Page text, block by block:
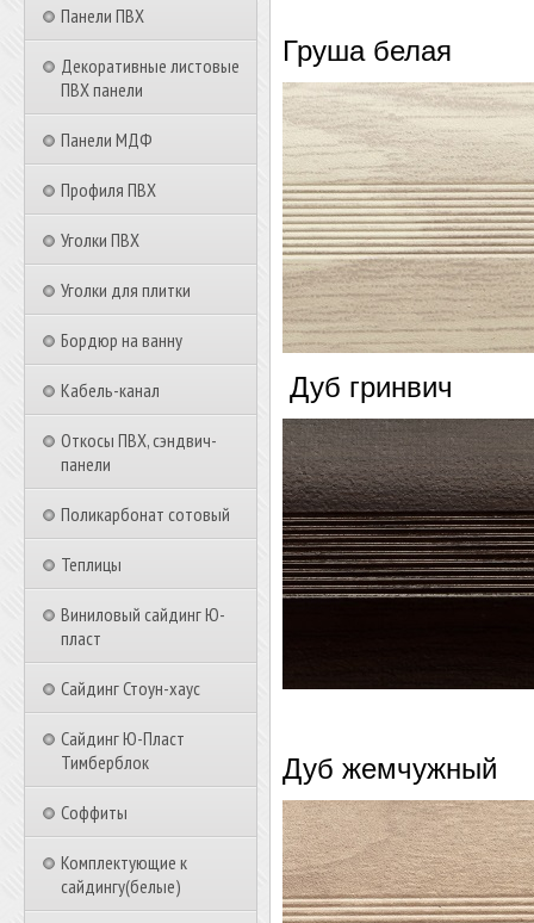
Панели ПВХ
Декоративные листовые
ПВХ панели
Панели МДФ
Профиля ПВХ
Уголки ПВХ
Уголки для плитки
Бордюр на ванну
Кабель-канал
Откосы ПВХ, сэндвич-
панели
Поликарбонат сотовый
Теплицы
Виниловый сайдинг Ю-
пласт
Сайдинг Стоун-хаус
Сайдинг Ю-Пласт
Тимберблок
Соффиты
Комплектующие к
сайдингу(белые)
Груша белая
Дуб гринвич
Дуб жемчужный